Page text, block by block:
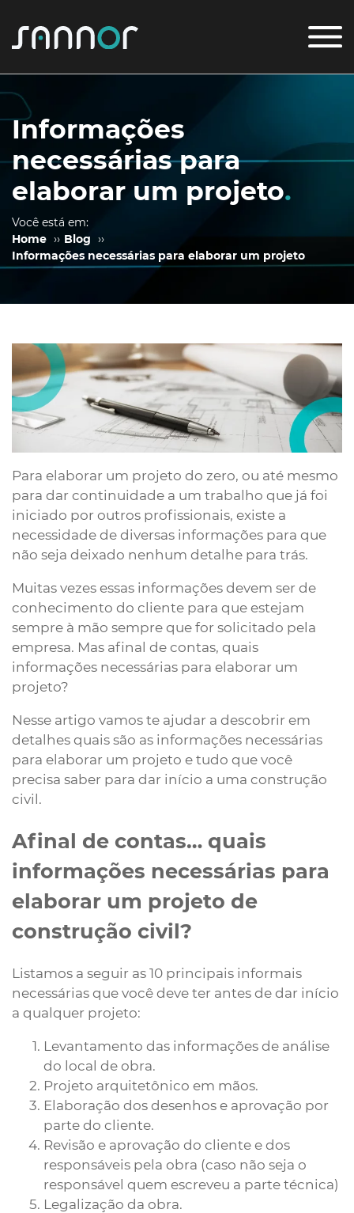
Informações
necessárias para
elaborar um projeto.
Você está em:
Home ›› Blog ››
Informações necessárias para elaborar um projeto
Para elaborar um projeto do zero, ou até mesmo
para dar continuidade a um trabalho que já foi
iniciado por outros profissionais, existe a
necessidade de diversas informações para que
não seja deixado nenhum detalhe para trás.
Muitas vezes essas informações devem ser de
conhecimento do cliente para que estejam
sempre à mão sempre que for solicitado pela
empresa. Mas afinal de contas, quais
informações necessárias para elaborar um
projeto?
Nesse artigo vamos te ajudar a descobrir em
detalhes quais são as informações necessárias
para elaborar um projeto e tudo que você
precisa saber para dar início a uma construção
civil.
Afinal de contas… quais
informações necessárias para
elaborar um projeto de
construção civil?
Listamos a seguir as 10 principais informais
necessárias que você deve ter antes de dar início
a qualquer projeto:
Levantamento das informações de análise
do local de obra.
Projeto arquitetônico em mãos.
Elaboração dos desenhos e aprovação por
parte do cliente.
Revisão e aprovação do cliente e dos
responsáveis pela obra (caso não seja o
responsável quem escreveu a parte técnica)
Legalização da obra.